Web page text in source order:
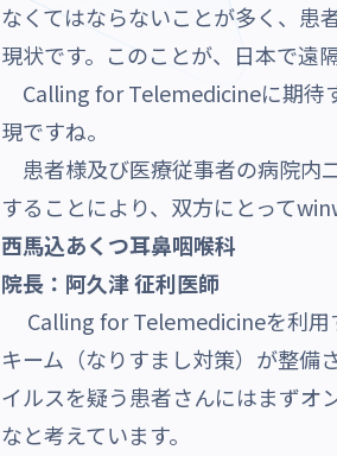
なくてはならないことが多く、患
現状です。このことが、日本で遠
Calling for Telemedicineに期待
現ですね。
患者様及び医療従事者の病院内
することにより、双方にとって
西馬込あくつ耳鼻咽喉科
院長：阿久津 征利医師
Calling for Telemedicineを利用
キーム（なりすまし対策）が整備
イルスを疑う患者さんにはまずオ
なと考えています。